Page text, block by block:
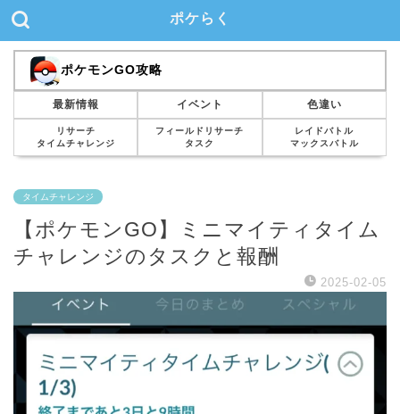
ポケらく
ポケモンGO攻略
最新情報 イベント 色違い
リサーチ
タイムチャレンジ
フィールドリサーチ
タスク
レイドバトル
マックスバトル
タイムチャレンジ
【ポケモンGO】ミニマイティタイム
チャレンジのタスクと報酬
2025-02-05